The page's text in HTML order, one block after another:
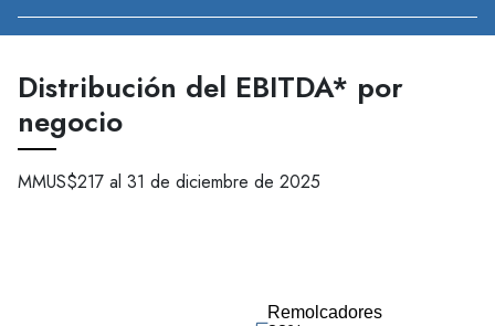
Distribución del EBITDA* por
negocio
MMUS$217 al 31 de diciembre de 2025